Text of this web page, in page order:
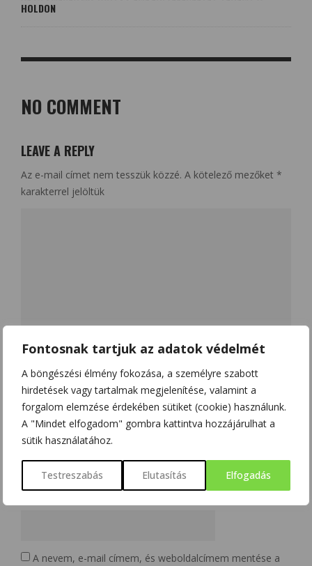
Fontosnak tartjuk az adatok védelmét
A böngészési élmény fokozása, a személyre szabott
hirdetések vagy tartalmak megjelenítése, valamint a
forgalom elemzése érdekében sütiket (cookie) használunk.
A "Mindet elfogadom" gombra kattintva hozzájárulhat a
sütik használatához.
Testreszabás Elutasítás Elfogadás
HOLDON
NO COMMENT
LEAVE A REPLY
Az e-mail címet nem tesszük közzé. A kötelező mezőket *
karakterrel jelöltük
Name*
Email *
A nevem, e-mail címem, és weboldalcímem mentése a